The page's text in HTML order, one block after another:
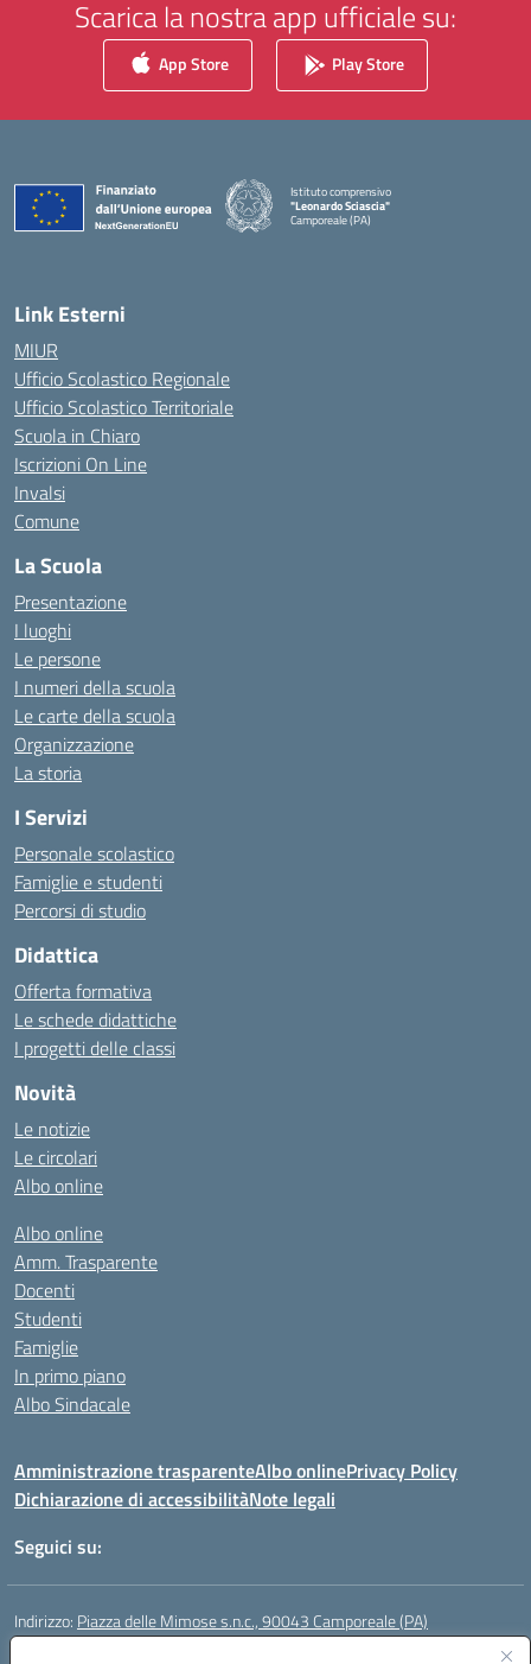
Scarica la nostra app ufficiale su:
App Store Play Store
Istituto comprensivo
"Leonardo Sciascia"
Camporeale (PA)
— Visita la pagina iniziale della scuola
Link Esterni
MIUR
Ufficio Scolastico Regionale
Ufficio Scolastico Territoriale
Scuola in Chiaro
Iscrizioni On Line
Invalsi
Comune
La Scuola
Presentazione
I luoghi
Le persone
I numeri della scuola
Le carte della scuola
Organizzazione
La storia
I Servizi
Personale scolastico
Famiglie e studenti
Percorsi di studio
Didattica
Offerta formativa
Le schede didattiche
I progetti delle classi
Novità
Le notizie
Le circolari
Albo online
Albo online
Amm. Trasparente
Docenti
Studenti
Famiglie
In primo piano
Albo Sindacale
Amministrazione trasparenteAlbo onlinePrivacy Policy
Dichiarazione di accessibilitàNote legali
Seguici su:
Indirizzo: Piazza delle Mimose s.n.c., 90043 Camporeale (PA)
Centralino: